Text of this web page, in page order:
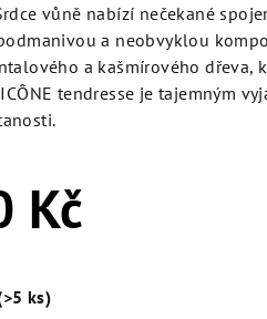
vůně nabízí nečekané
a neobvyklou
a kašmírového dřeva,
ICÔNE tendresse je tajemným
Kč
ks)